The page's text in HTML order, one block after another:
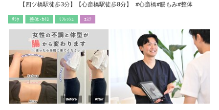
【四ツ橋駅徒歩3分】【心斎橋駅徒歩8分】 #心斎橋#腸もみ#整体
ﾘﾗｸ 整体･ｶｲﾛ ﾘﾌﾚｯｼｭ ｴｽﾃ